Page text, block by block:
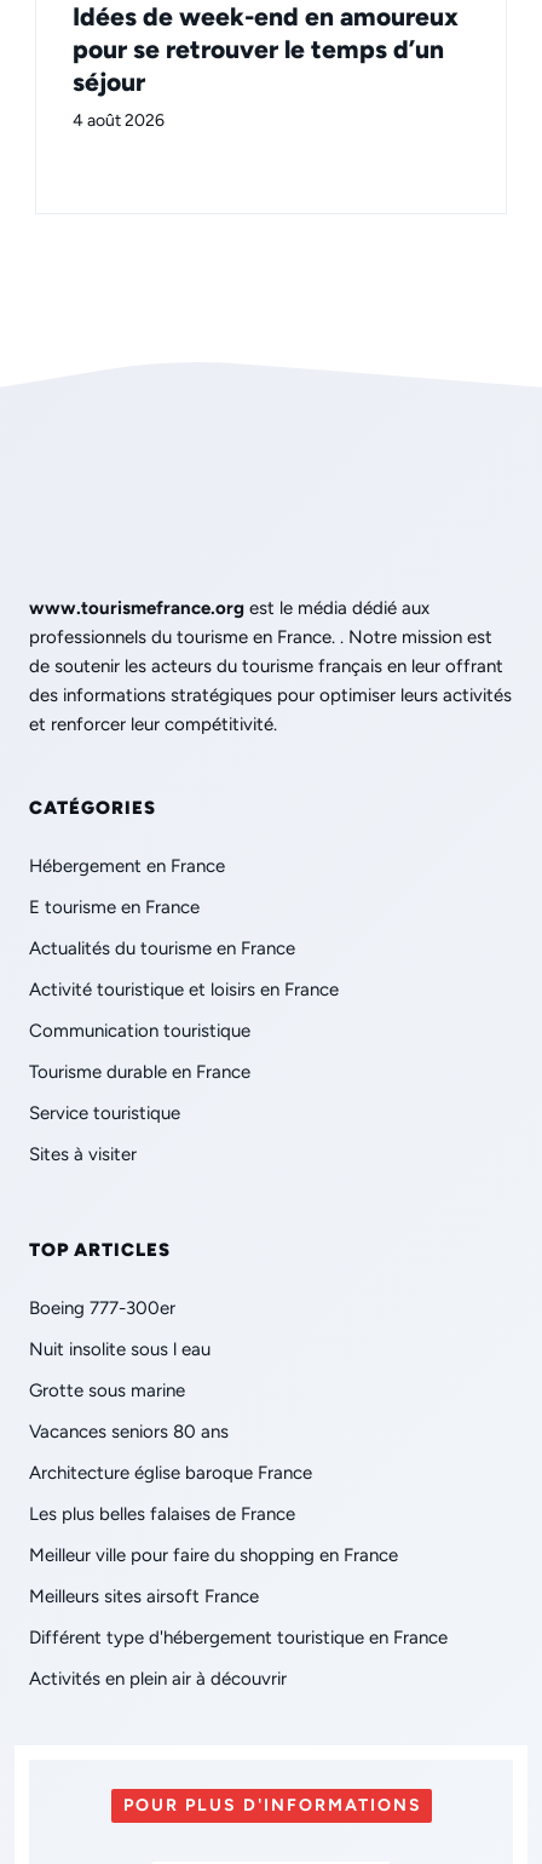
Idées de week-end en amoureux
pour se retrouver le temps d’un
séjour
4 août 2026
www.tourismefrance.org est le média dédié aux
professionnels du tourisme en France. . Notre mission est
de soutenir les acteurs du tourisme français en leur offrant
des informations stratégiques pour optimiser leurs activités
et renforcer leur compétitivité.
CATÉGORIES
Hébergement en France
E tourisme en France
Actualités du tourisme en France
Activité touristique et loisirs en France
Communication touristique
Tourisme durable en France
Service touristique
Sites à visiter
TOP ARTICLES
Boeing 777-300er
Nuit insolite sous l eau
Grotte sous marine
Vacances seniors 80 ans
Architecture église baroque France
Les plus belles falaises de France
Meilleur ville pour faire du shopping en France
Meilleurs sites airsoft France
Différent type d'hébergement touristique en France
Activités en plein air à découvrir
POUR PLUS D'INFORMATIONS